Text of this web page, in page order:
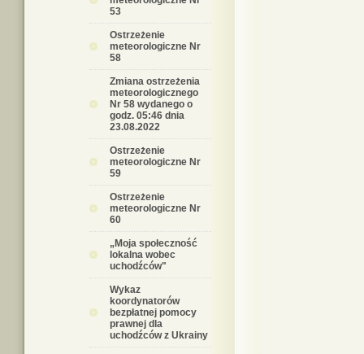
53
Ostrzeżenie
meteorologiczne Nr
58
Zmiana ostrzeżenia
meteorologicznego
Nr 58 wydanego o
godz. 05:46 dnia
23.08.2022
Ostrzeżenie
meteorologiczne Nr
59
Ostrzeżenie
meteorologiczne Nr
60
„Moja społeczność
lokalna wobec
uchodźców"
Wykaz
koordynatorów
bezpłatnej pomocy
prawnej dla
uchodźców z Ukrainy